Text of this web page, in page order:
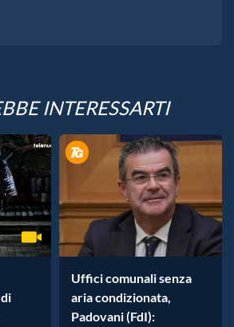
INTERESSARTI
Uffici comunali senza
aria condizionata,
Padovani (FdI):